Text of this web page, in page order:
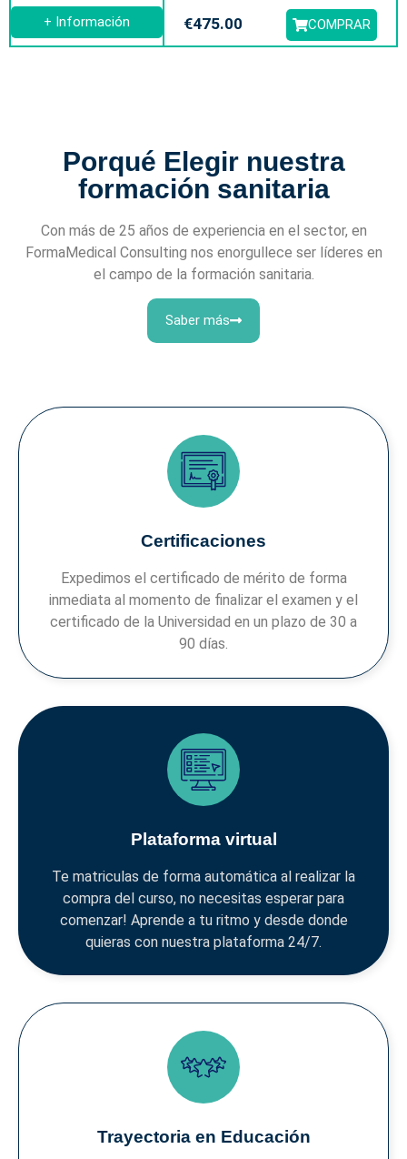
+ Información
€475.00 COMPRAR
Porqué Elegir nuestra
formación sanitaria
Con más de 25 años de experiencia en el sector, en
FormaMedical Consulting nos enorgullece ser líderes en
el campo de la formación sanitaria.
Saber más
Certificaciones
Expedimos el certificado de mérito de forma
inmediata al momento de finalizar el examen y el
certificado de la Universidad en un plazo de 30 a
90 días.
Plataforma virtual
Te matriculas de forma automática al realizar la
compra del curso, no necesitas esperar para
comenzar! Aprende a tu ritmo y desde donde
quieras con nuestra plataforma 24/7.
Trayectoria en Educación